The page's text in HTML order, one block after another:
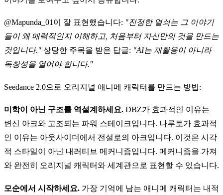
@Mapunda_01이 잘 표현했습니다: "진정한 열쇠는 그 이야기
들이 왜 매력적인지 이해하고, 처음부터 자신만의 것을 만드는
것입니다." 상당한 주목을 받은 답글: "AI는 재활용이 아니라
독창성을 열어야 합니다."
Seedance 2.0으로 오리지널 애니메 캐릭터를 만드는 방법:
미학이 아닌 구조를 역설계하세요. DBZ가 효과적인 이유는
변신 아크와 고조되는 파워 스테이크입니다. 나루토가 효과적
인 이유는 아웃사이더에서 전설로의 아크입니다. 이것은 시각
적 스타일이 아닌 내러티브 메커니즘입니다. 메커니즘을 가져
와 완전히 오리지널 캐릭터와 세계관으로 표현할 수 있습니다.
모순에서 시작하세요. 가장 기억에 남는 애니메 캐릭터는 내적